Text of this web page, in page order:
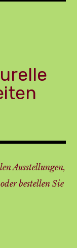
Ausstellungen,
bestellen Sie